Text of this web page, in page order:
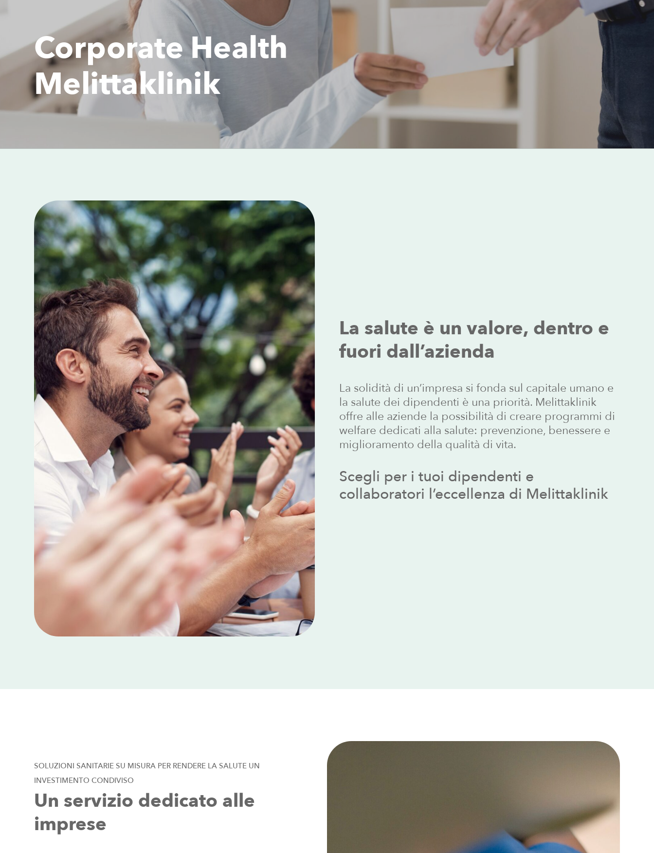
CorporateHealth
Melittaklinik
La salute è un valore, dentro e
fuori dall’azienda
La solidità di un’impresa si fonda sul capitale umano e
la salute dei dipendenti è una priorità. Melittaklinik
offre alle aziende la possibilità di creare programmi di
welfare dedicati alla salute: prevenzione, benessere e
miglioramento della qualità di vita.
Scegli per i tuoi dipendenti e
collaboratori l’eccellenza di Melittaklinik
SOLUZIONI SANITARIE SU MISURA PER RENDERE LA SALUTE UN
INVESTIMENTO CONDIVISO
Un servizio dedicato alle
imprese